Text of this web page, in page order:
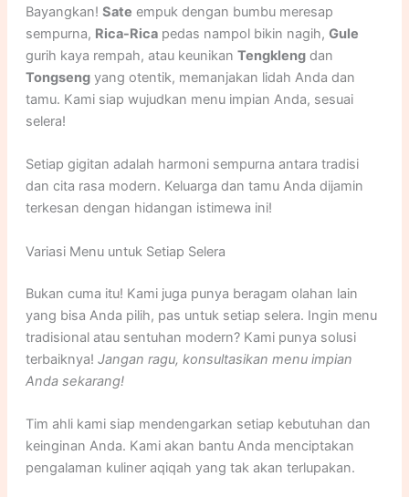
Bayangkan! Sate empuk dengan bumbu meresap
sempurna, Rica-Ricapedas nampol bikin nagih, Gule
gurih kaya rempah, atau keunikan Tengklengdan
Tongsengyang otentik, memanjakan lidah Anda dan
tamu. Kami siap wujudkan menu impian Anda, sesuai
selera!
Setiap gigitan adalah harmoni sempurna antara tradisi
dan cita rasa modern. Keluarga dan tamu Anda dijamin
terkesan dengan hidangan istimewa ini!
Variasi Menu untuk Setiap Selera
Bukan cuma itu! Kami juga punya beragam olahan lain
yang bisa Anda pilih, pas untuk setiap selera. Ingin menu
tradisional atau sentuhan modern? Kami punya solusi
terbaiknya! Jangan ragu, konsultasikan menu impian
Anda sekarang!
Tim ahli kami siap mendengarkan setiap kebutuhan dan
keinginan Anda. Kami akan bantu Anda menciptakan
pengalaman kuliner aqiqah yang tak akan terlupakan.